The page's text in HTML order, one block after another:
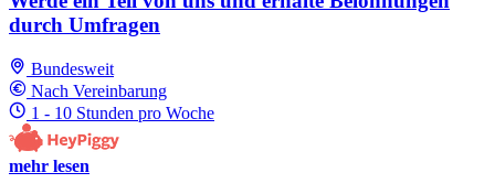
durch Umfragen
Bundesweit
Nach Vereinbarung
1 - 10 Stunden pro Woche
mehr lesen